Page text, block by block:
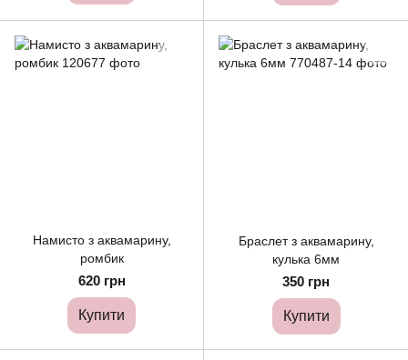
Намисто з аквамарину,
ромбик
620 грн
Купити
Браслет з аквамарину,
кулька 6мм
350 грн
Купити